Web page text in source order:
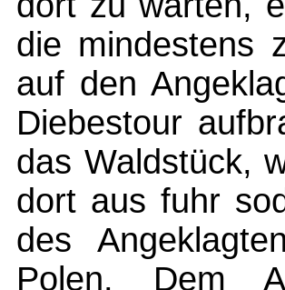
die mindestens
auf den
Diebestour
das Waldstück,
dort aus fuhr
des
Polen. Dem